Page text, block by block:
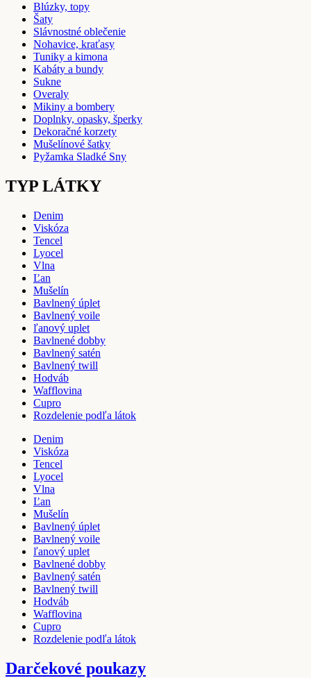
Blúzky, topy
Šaty
Slávnostné oblečenie
Nohavice, kraťasy
Tuniky a kimona
Kabáty a bundy
Sukne
Overaly
Mikiny a bombery
Doplnky, opasky, šperky
Dekoračné korzety
Mušelínové šatky
Pyžamka Sladké Sny
TYP LÁTKY
Denim
Viskóza
Tencel
Lyocel
Vlna
Ľan
Mušelín
Bavlnený úplet
Bavlnený voile
ľanový uplet
Bavlnené dobby
Bavlnený satén
Bavlnený twill
Hodváb
Wafflovina
Cupro
Rozdelenie podľa látok
Denim
Viskóza
Tencel
Lyocel
Vlna
Ľan
Mušelín
Bavlnený úplet
Bavlnený voile
ľanový uplet
Bavlnené dobby
Bavlnený satén
Bavlnený twill
Hodváb
Wafflovina
Cupro
Rozdelenie podľa látok
Darčekové poukazy